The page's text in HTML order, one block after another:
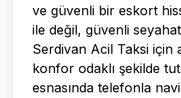
ve güvenli bir eskort
ile değil, güvenli
Serdivan Acil Taksi için
konfor odaklı şekilde
esnasında telefonla